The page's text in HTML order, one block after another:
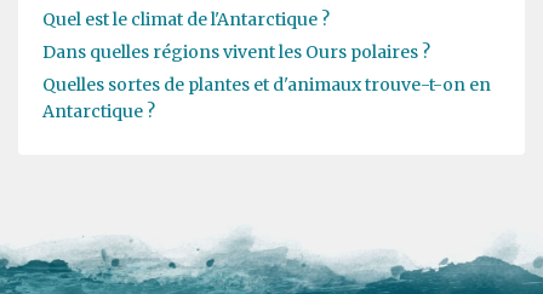
Quel est le climat de l'Antarctique ?
Dans quelles régions vivent les Ours polaires ?
Quelles sortes de plantes et d'animaux trouve-t-on en
Antarctique ?